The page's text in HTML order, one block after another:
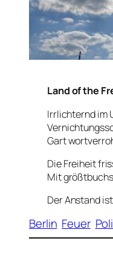
Land of the
Irrlichternd im
Gart
Die Freiheit
Mit
Der Anstand
Berlin Feuer